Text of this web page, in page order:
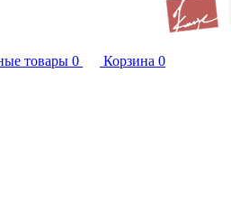
товары 0 Корзина 0